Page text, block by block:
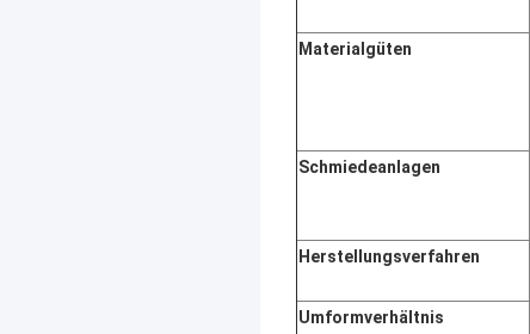
Materialgüten
Schmiedeanlagen
Herstellungsverfahren
Umformverhältnis